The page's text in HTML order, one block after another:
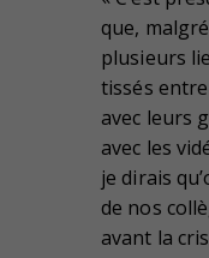
que,
plusieurs
tissés
avec leurs
avec les
je dirais
de nos
avant la